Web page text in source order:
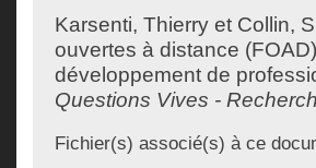
Karsenti, Thierry et Collin,
ouvertes à distance
développement de
Questions Vives -
Fichier(s) associé(s) à ce